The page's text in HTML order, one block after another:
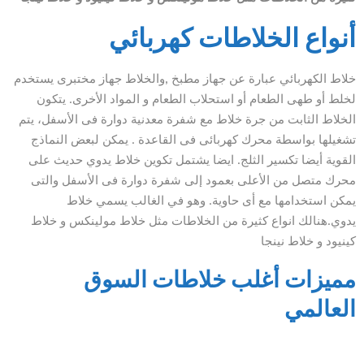
أنواع الخلاطات كهربائي
خلاط الكهربائي عبارة عن جهاز مطبخ ,والخلاط جهاز مختبرى يستخدم
لخلط أو طهى الطعام أو استحلاب الطعام و المواد الأخرى. يتكون
الخلاط الثابت من جرة خلاط مع شفرة معدنية دوارة فى الأسفل، يتم
تشغيلها بواسطة محرك كهربائى فى القاعدة . يمكن لبعض النماذج
القوية أيضا تكسير الثلج. ايضا يشتمل تكوين خلاط يدوي حديث على
محرك متصل من الأعلى بعمود إلى شفرة دوارة فى الأسفل والتى
يمكن استخدامها مع أى حاوية. وهو في الغالب يسمي خلاط
يدوي.هنالك انواع كثيرة من الخلاطات مثل خلاط مولينکس و خلاط
كينيود و خلاط نينجا
مميزات أغلب خلاطات السوق
العالمي